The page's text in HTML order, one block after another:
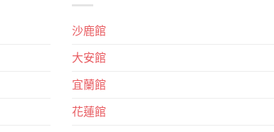
沙鹿館
大安館
宜蘭館
花蓮館